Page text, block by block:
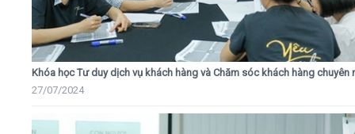
Khóa học Tư duy dịch vụ khách hàng và Chăm sóc khách hàng chuyên
27/07/2024